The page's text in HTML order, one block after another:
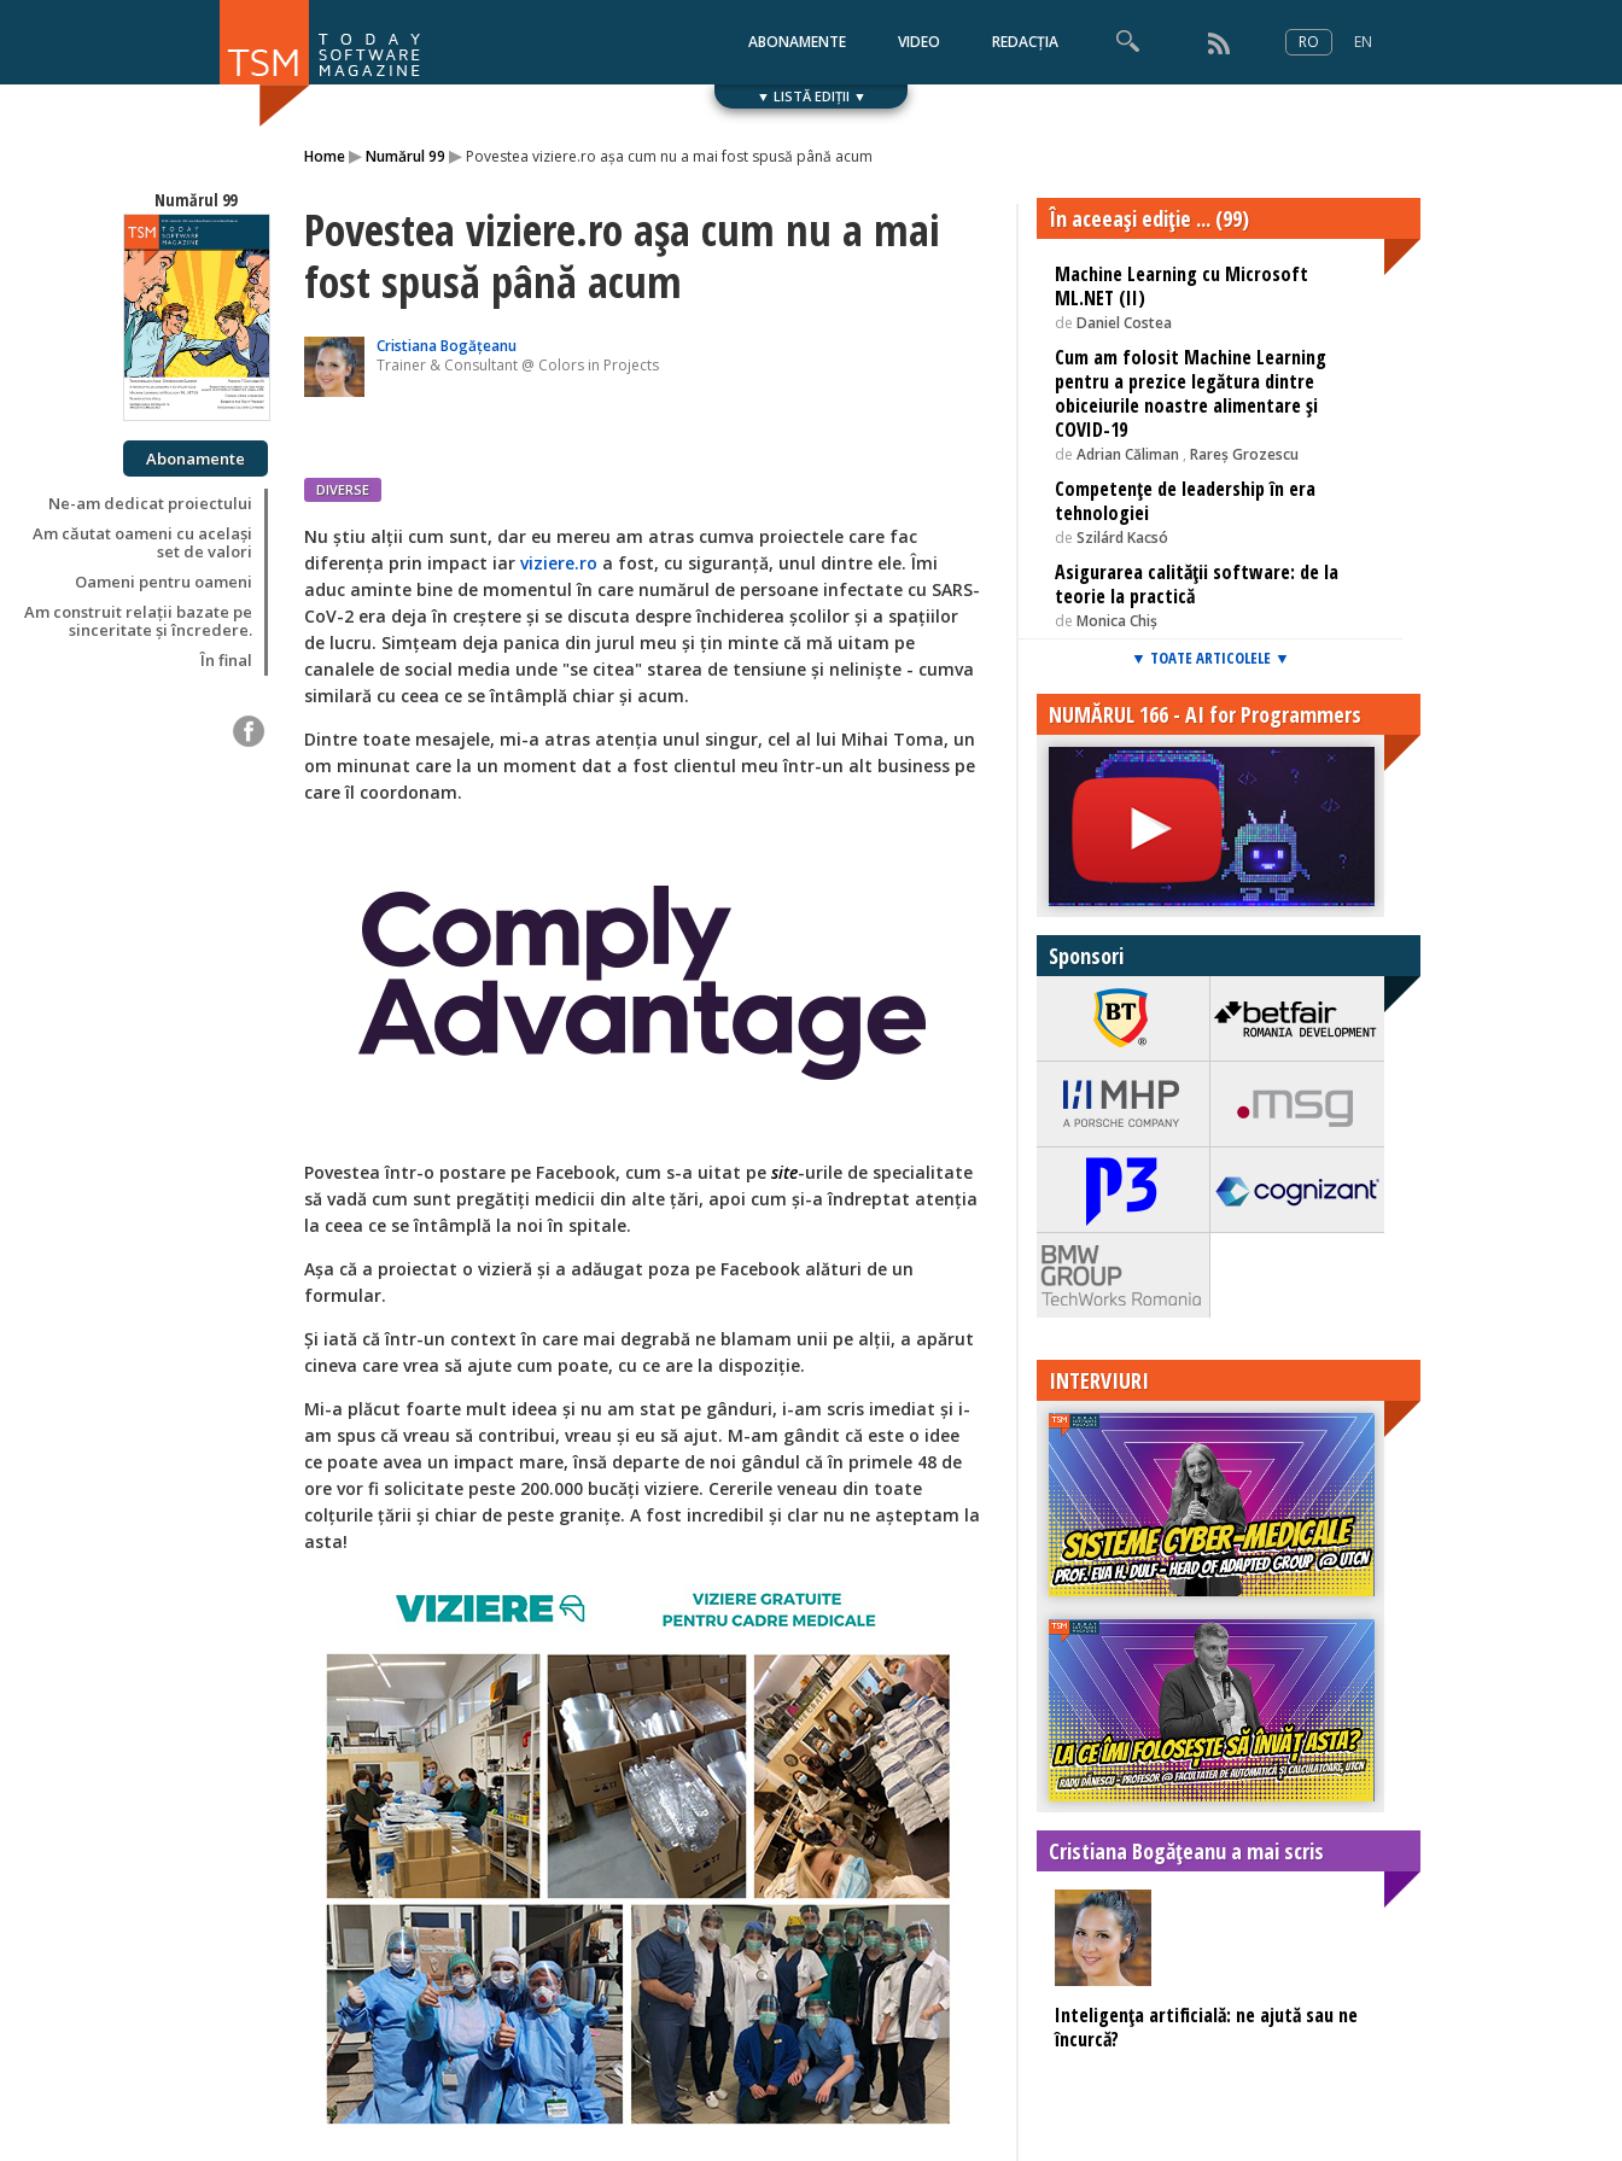
ABONAMENTE VIDEO REDACȚIA RO EN
▼ LISTĂ EDIȚII ▼
Home▸Numărul 99 ▸ Povestea viziere.ro așa cum nu a mai fost spusă până acum
Numărul 99
Abonamente
Ne-am dedicat proiectului
Am căutat oameni cu același
set de valori
Oameni pentru oameni
Am construit relații bazate pe
sinceritate și încredere.
În final
Povestea viziere.ro așa cum nu a mai
fost spusă până acum
Cristiana Bogățeanu
Trainer & Consultant @ Colors in Projects
DIVERSE
Nu știu alții cum sunt, dar eu mereu am atras cumva proiectele care fac
diferența prin impact iar viziere.ro a fost, cu siguranță, unul dintre ele. Îmi
aduc aminte bine de momentul în care numărul de persoane infectate cu SARS-
CoV-2 era deja în creștere și se discuta despre închiderea școlilor și a spațiilor
de lucru. Simțeam deja panica din jurul meu și țin minte că mă uitam pe
canalele de social media unde "se citea" starea de tensiune și neliniște - cumva
similară cu ceea ce se întâmplă chiar și acum.
Dintre toate mesajele, mi-a atras atenția unul singur, cel al lui Mihai Toma, un
om minunat care la un moment dat a fost clientul meu într-un alt business pe
care îl coordonam.
Povestea într-o postare pe Facebook, cum s-a uitat pe site-urile de specialitate
să vadă cum sunt pregătiţi medicii din alte ţări, apoi cum și-a îndreptat atenția
la ceea ce se întâmplă la noi în spitale.
Așa că a proiectat o vizieră și a adăugat poza pe Facebook alături de un
formular.
Și iată că într-un context în care mai degrabă ne blamam unii pe alții, a apărut
cineva care vrea să ajute cum poate, cu ce are la dispoziție.
Mi-a plăcut foarte mult ideea și nu am stat pe gânduri, i-am scris imediat și i-
am spus că vreau să contribui, vreau și eu să ajut. M-am gândit că este o idee
ce poate avea un impact mare, însă departe de noi gândul că în primele 48 de
ore vor fi solicitate peste 200.000 bucăți viziere. Cererile veneau din toate
colțurile țării și chiar de peste granițe. A fost incredibil și clar nu ne așteptam la
asta!
În aceeaşi ediţie ... (99)
Machine Learning cu Microsoft
ML.NET (II)
de Daniel Costea
Cum am folosit Machine Learning
pentru a prezice legătura dintre
obiceiurile noastre alimentare și
COVID-19
de Adrian Căliman , Rareș Grozescu
Competențe de leadership în era
tehnologiei
de Szilárd Kacsó
Asigurarea calităţii software: de la
teorie la practică
de Monica Chiș
▼ TOATE ARTICOLELE ▼
NUMĂRUL 166 - AI for Programmers
Sponsori
INTERVIURI
Cristiana Bogățeanu a mai scris
Inteligența artificială: ne ajută sau ne
încurcă?